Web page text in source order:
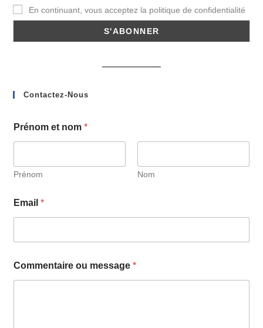
En continuant, vous acceptez la politique de confidentialité
Contactez-Nous
Prénom et nom*
Prénom Nom
Email*
Commentaire ou message*